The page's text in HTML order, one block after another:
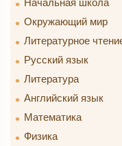
Окружающий мир
Литературное
Русский язык
Литература
Английский язык
Математика
Физика